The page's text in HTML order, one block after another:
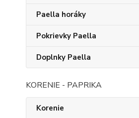
Paella horáky
Pokrievky Paella
Doplnky Paella
KORENIE - PAPRIKA
Korenie